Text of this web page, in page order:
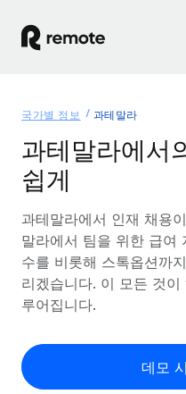
글로벌 고용
글로벌 급여
규정을 준수하며 급여 지
기록상 고용주(EOR)
법인 설립 비용 없이 전
솔루션
글로벌 서비스 제공
국가별 정보
국가별 글로벌 채용 지원
미국 주별 정보
Remote와 다른 솔루
리소스
도구 및 계산기
오분류 리스크 평가 도
국가별 총 인건비 계산
요금
한국어
국가별 정보 과테말라
과테말라에서
쉽게
과테말라에서 인재 채용
말라에서 팀을 위한 급여
수를 비롯해 스톡옵션까
리겠습니다. 이 모든 것
루어집니다.
데모